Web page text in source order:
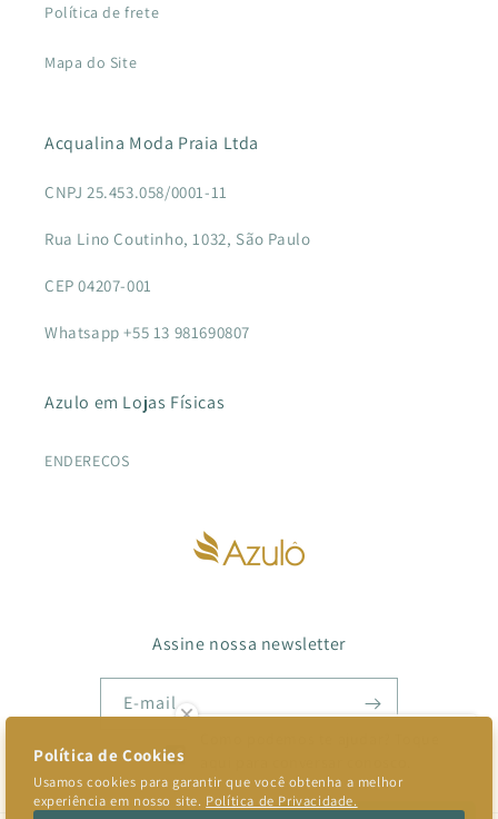
Política de frete
Mapa do Site
Acqualina Moda Praia Ltda
CNPJ 25.453.058/0001-11
Rua Lino Coutinho, 1032, São Paulo
CEP 04207-001
Whatsapp +55 13 981690807
Azulo em Lojas Físicas
ENDEREÇOS
Assine nossa newsletter
E-mail
Facebook